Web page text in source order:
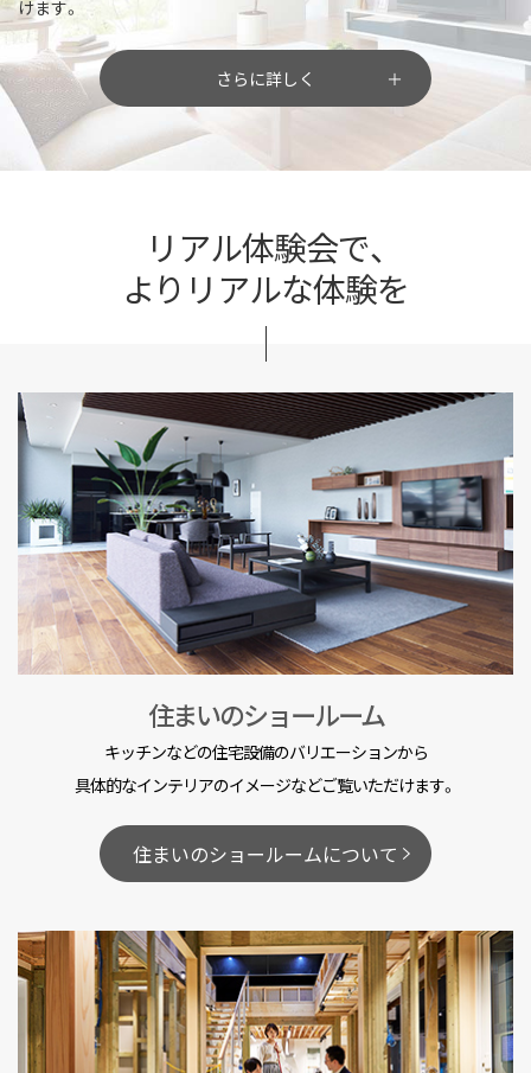
けます。
さらに詳しく
リアル体験会で、
よりリアルな体験を
住まいのショールーム
キッチンなどの住宅設備のバリエーションから
具体的なインテリアのイメージなどご覧いただけます。
住まいのショールームについて